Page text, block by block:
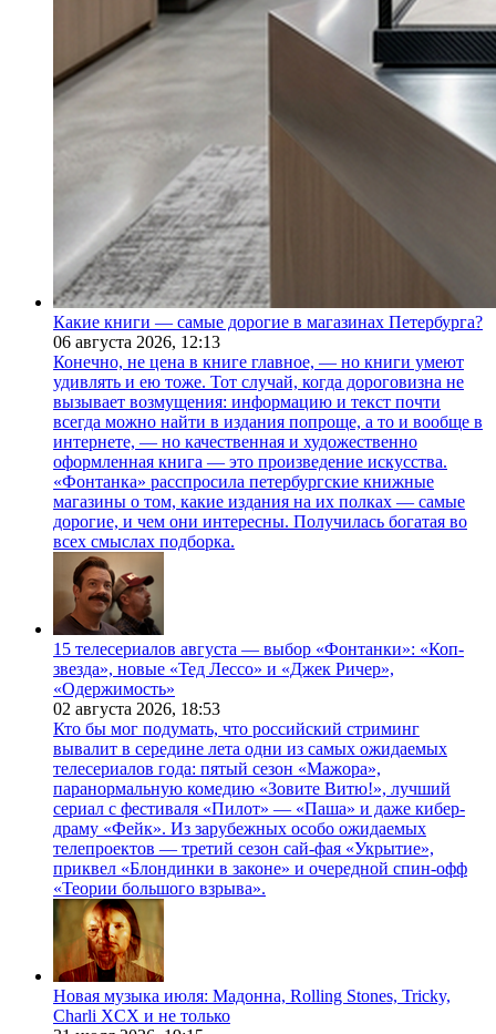
Какие книги — самые дорогие в магазинах Петербурга?
06 августа 2026, 12:13
Конечно, не цена в книге главное, — но книги умеют
удивлять и ею тоже. Тот случай, когда дороговизна не
вызывает возмущения: информацию и текст почти
всегда можно найти в издания попроще, а то и вообще в
интернете, — но качественная и художественно
оформленная книга — это произведение искусства.
«Фонтанка» расспросила петербургские книжные
магазины о том, какие издания на их полках — самые
дорогие, и чем они интересны. Получилась богатая во
всех смыслах подборка.
15 телесериалов августа — выбор «Фонтанки»: «Коп-
звезда», новые «Тед Лессо» и «Джек Ричер»,
«Одержимость»
02 августа 2026, 18:53
Кто бы мог подумать, что российский стриминг
вывалит в середине лета одни из самых ожидаемых
телесериалов года: пятый сезон «Мажора»,
паранормальную комедию «Зовите Витю!», лучший
сериал с фестиваля «Пилот» — «Паша» и даже кибер-
драму «Фейк». Из зарубежных особо ожидаемых
телепроектов — третий сезон сай-фая «Укрытие»,
приквел «Блондинки в законе» и очередной спин-офф
«Теории большого взрыва».
Новая музыка июля: Мадонна, Rolling Stones, Tricky,
Charli XCX и не только